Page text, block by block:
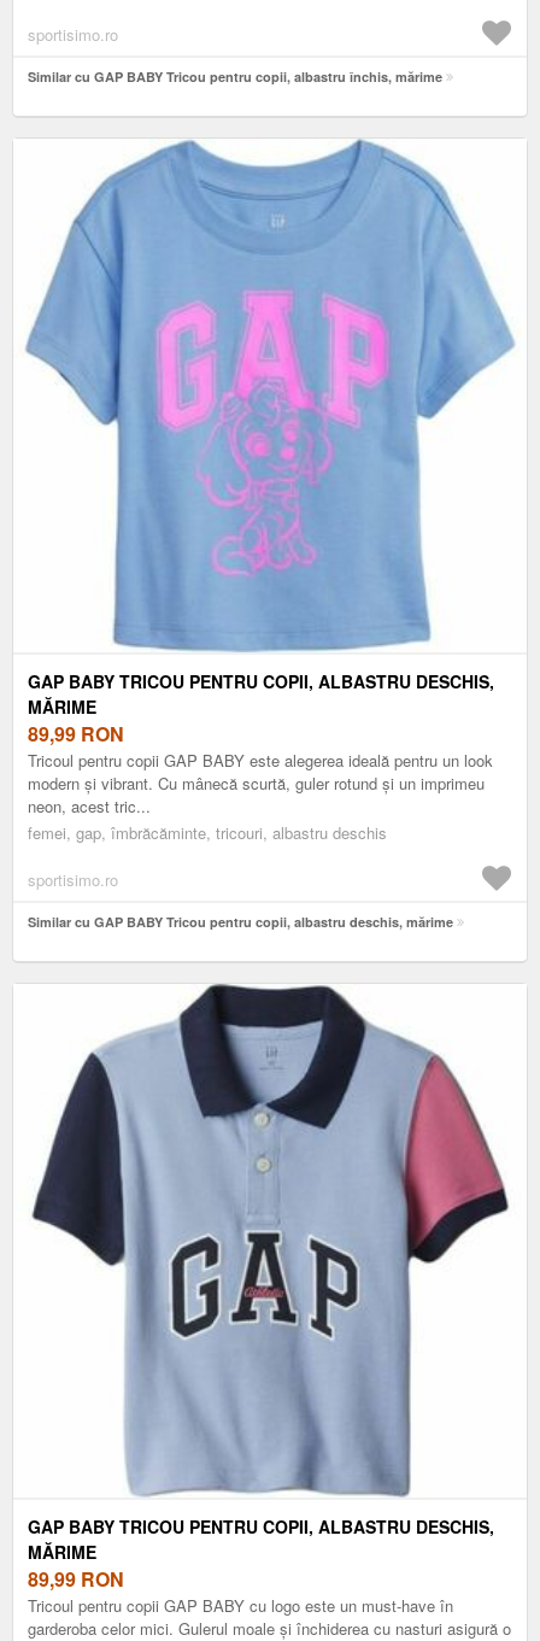
sportisimo.ro
Similar cu GAP BABY Tricou pentru copii, albastru închis, mărime
GAP BABY TRICOU PENTRU COPII, ALBASTRU DESCHIS,
MĂRIME
89,99 RON
Tricoul pentru copii GAP BABY este alegerea ideală pentru un look
modern și vibrant. Cu mânecă scurtă, guler rotund și un imprimeu
neon, acest tric...
femei, gap, îmbrăcăminte, tricouri, albastru deschis
sportisimo.ro
Similar cu GAP BABY Tricou pentru copii, albastru deschis, mărime
GAP BABY TRICOU PENTRU COPII, ALBASTRU DESCHIS,
MĂRIME
89,99 RON
Tricoul pentru copii GAP BABY cu logo este un must-have în
garderoba celor mici. Gulerul moale și închiderea cu nasturi asigură o